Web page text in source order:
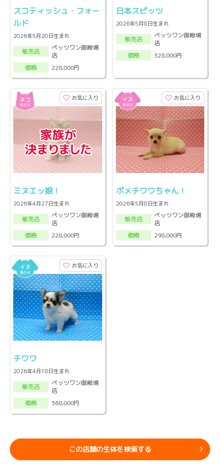
スコティッシュ・フォー
ルド
2026年5月20日生まれ
販売店
ペッツワン御殿場
店
価格
228,000円
日本スピッツ
2026年5月8日生まれ
販売店
ペッツワン御殿場
店
価格
328,000円
お気に入り
ミヌエッ娘！
2026年4月27日生まれ
販売店
ペッツワン御殿場
店
価格
228,000円
お気に入り
ポメチワワちゃん！
2026年5月8日生まれ
販売店
ペッツワン御殿場
店
価格
298,000円
お気に入り
チワワ
2026年4月18日生まれ
販売店
ペッツワン御殿場
店
価格
368,000円
この店舗の生体を検索する